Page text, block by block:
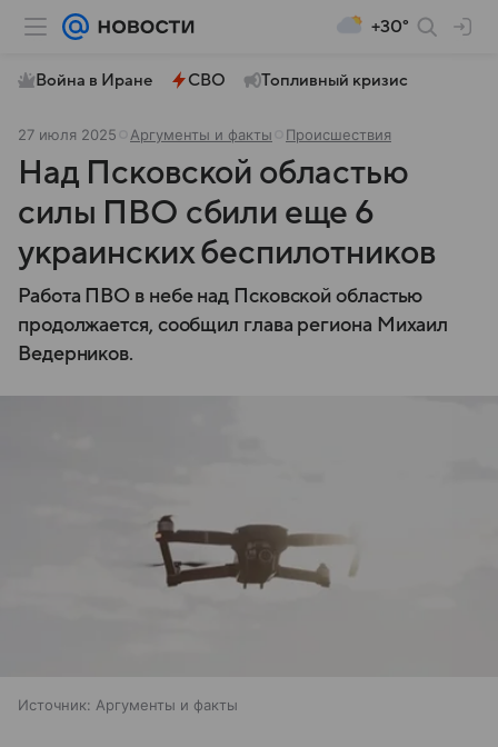
+30°
Война в Иране СВО Топливный кризис
27 июля 2025 Аргументы и факты Происшествия
Над Псковской областью
силы ПВО сбили еще 6
украинских беспилотников
Работа ПВО в небе над Псковской областью
продолжается, сообщил глава региона Михаил
Ведерников.
Источник: Аргументы и факты